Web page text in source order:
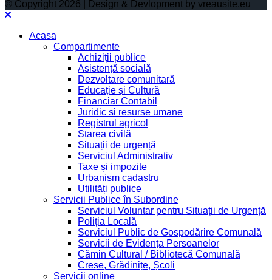
© Copyright 2026 | Design & Devlopment by vreausite.eu
Acasa
Compartimente
Achiziții publice
Asistență socială
Dezvoltare comunitară
Educație și Cultură
Financiar Contabil
Juridic si resurse umane
Registrul agricol
Starea civilă
Situații de urgență
Serviciul Administrativ
Taxe și impozite
Urbanism cadastru
Utilități publice
Servicii Publice în Subordine
Serviciul Voluntar pentru Situații de Urgență
Poliția Locală
Serviciul Public de Gospodărire Comunală
Servicii de Evidența Persoanelor
Cămin Cultural / Bibliotecă Comunală
Creșe, Grădinițe, Școli
Servicii online